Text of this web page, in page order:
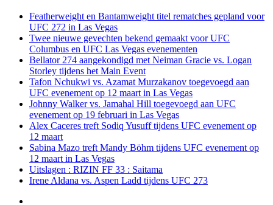
Featherweight en Bantamweight titel rematches gepland voor
UFC 272 in Las Vegas
Twee nieuwe gevechten bekend gemaakt voor UFC
Columbus en UFC Las Vegas evenementen
Bellator 274 aangekondigd met Neiman Gracie vs. Logan
Storley tijdens het Main Event
Tafon Nchukwi vs. Azamat Murzakanov toegevoegd aan
UFC evenement op 12 maart in Las Vegas
Johnny Walker vs. Jamahal Hill toegevoegd aan UFC
evenement op 19 februari in Las Vegas
Alex Caceres treft Sodiq Yusuff tijdens UFC evenement op
12 maart
Sabina Mazo treft Mandy Böhm tijdens UFC evenement op
12 maart in Las Vegas
Uitslagen : RIZIN FF 33 : Saitama
Irene Aldana vs. Aspen Ladd tijdens UFC 273